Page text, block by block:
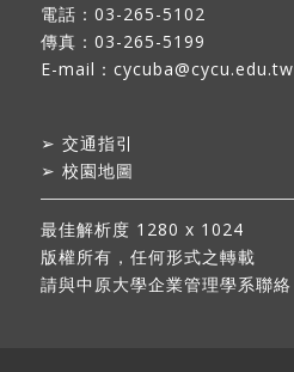
電話：03-265-5102
傳真：03-265-5199
E-mail： cycuba@cycu.edu.tw
➢ 交通指引
➢ 校園地圖
最佳解析度 1280 x 1024
版權所有，任何形式之轉載
請與中原大學企業管理學系聯絡